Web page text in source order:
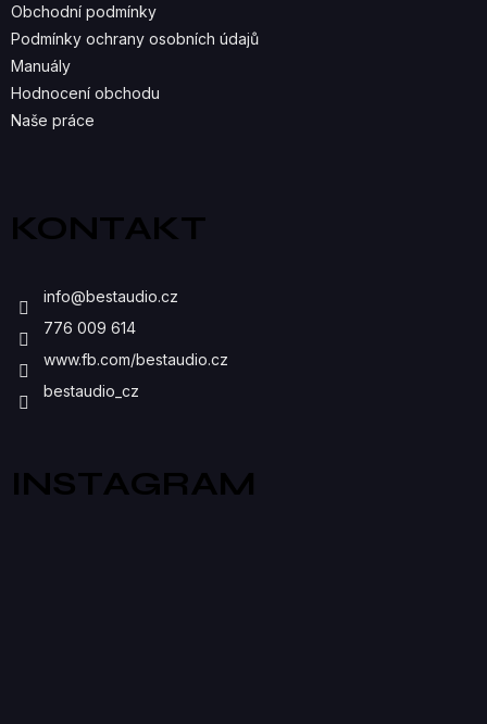
Obchodní podmínky
Podmínky ochrany osobních údajů
Manuály
Hodnocení obchodu
Naše práce
KONTAKT
info@bestaudio.cz
776 009 614
www.fb.com/bestaudio.cz
bestaudio_cz
INSTAGRAM